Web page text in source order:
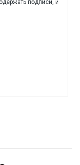
подписи, и